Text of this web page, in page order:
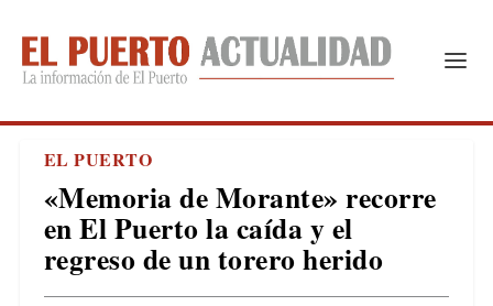
EL PUERTO
«Memoria de Morante» recorre
en El Puerto la caída y el
regreso de un torero herido